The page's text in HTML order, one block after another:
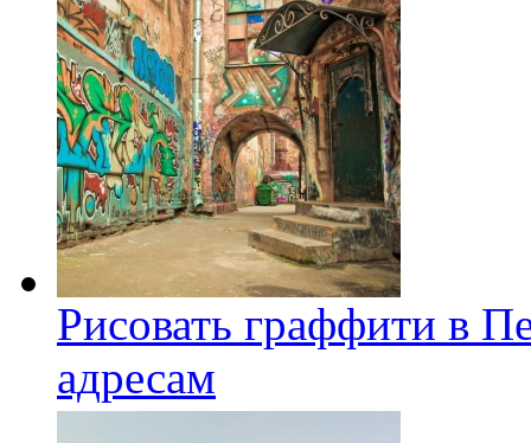
Рисовать граффити в
адресам